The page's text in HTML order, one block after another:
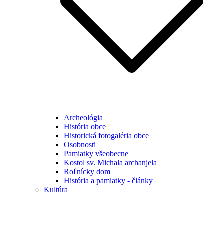
Archeológia
História obce
Historická fotogaléria obce
Osobnosti
Pamiatky všeobecne
Kostol sv. Michala archanjela
Roľnícky dom
História a pamiatky - články
Kultúra